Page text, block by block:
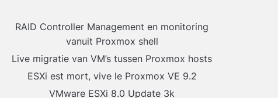
RAID Controller Management en monitoring
vanuit Proxmox shell
Live migratie van VM’s tussen Proxmox hosts
ESXi est mort, vive le Proxmox VE 9.2
VMware ESXi 8.0 Update 3k